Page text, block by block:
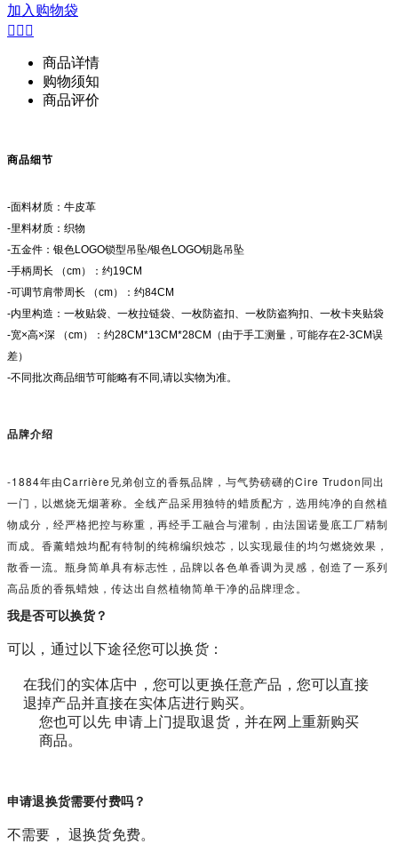
加入购物袋
  
商品详情
购物须知
商品评价
商品细节
-面料材质：牛皮革
-里料材质：织物
-五金件：银色LOGO锁型吊坠/银色LOGO钥匙吊坠
-手柄周长 （cm）：约19CM
-可调节肩带周长 （cm）：约84CM
-内里构造：一枚贴袋、一枚拉链袋、一枚防盗扣、一枚防盗狗扣、一枚卡夹贴袋
-宽×高×深 （cm）：约28CM*13CM*28CM（由于手工测量，可能存在2-3CM误
差）
-不同批次商品细节可能略有不同,请以实物为准。
品牌介绍
-1884年由Carrière兄弟创立的香氛品牌，与气势磅礴的Cire Trudon同出
一门，以燃烧无烟著称。全线产品采用独特的蜡质配方，选用纯净的自然植
物成分，经严格把控与称重，再经手工融合与灌制，由法国诺曼底工厂精制
而成。香薰蜡烛均配有特制的纯棉编织烛芯，以实现最佳的均匀燃烧效果，
散香一流。瓶身简单具有标志性，品牌以各色单香调为灵感，创造了一系列
高品质的香氛蜡烛，传达出自然植物简单干净的品牌理念。
我是否可以换货？
可以，通过以下途径您可以换货：
在我们的实体店中，您可以更换任意产品，您可以直接
退掉产品并直接在实体店进行购买。
您也可以先 申请上门提取退货，并在网上重新购买
商品。
申请退换货需要付费吗？
不需要， 退换货免费。